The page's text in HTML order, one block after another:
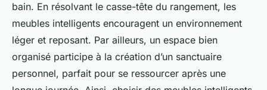
bain. En résolvant le casse-tête du rangement, les
meubles intelligents encouragent un environnement
léger et reposant. Par ailleurs, un espace bien
organisé participe à la création d’un sanctuaire
personnel, parfait pour se ressourcer après une